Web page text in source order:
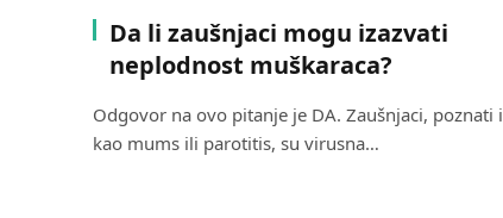
Da li zaušnjaci mogu izazvati
neplodnost muškaraca?
Odgovor na ovo pitanje je DA. Zaušnjaci, poznati i
kao mums ili parotitis, su virusna…